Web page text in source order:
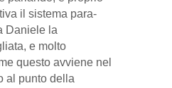
il sistema para-
Daniele la
e molto
questo avviene nel
al punto della